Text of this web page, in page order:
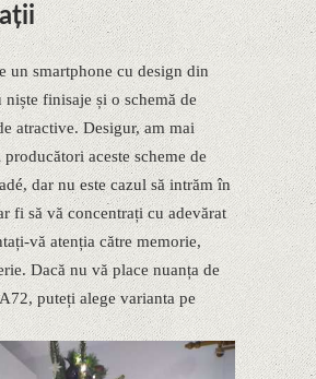
un smartphone cu design din
niște finisaje și o schemă de
atractive. Desigur, am mai
aceste scheme de
dar nu este cazul să intrăm în
fi să vă concentrați cu adevărat
vă atenția către memorie,
Dacă nu vă place nuanța de
puteți alege varianta pe